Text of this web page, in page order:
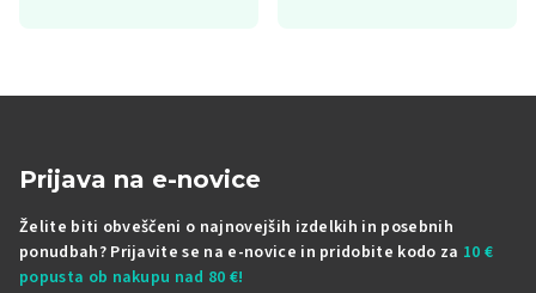
Prijava na e-novice
Želite biti obveščeni o najnovejših izdelkih in posebnih
ponudbah? Prijavite se na e-novice in pridobite kodo za 10 €
popusta ob nakupu nad 80 €!